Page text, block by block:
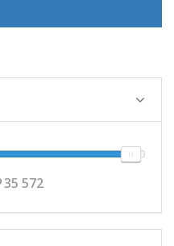
35 572